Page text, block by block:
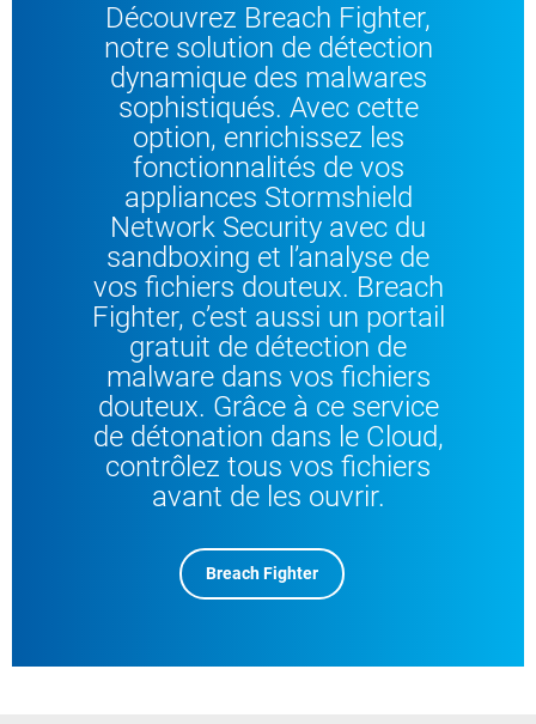
Découvrez Breach Fighter,
notre solution de détection
dynamique des malwares
sophistiqués. Avec cette
option, enrichissez les
fonctionnalités de vos
appliances Stormshield
Network Security avec du
sandboxing et l’analyse de
vos fichiers douteux. Breach
Fighter, c’est aussi un portail
gratuit de détection de
malware dans vos fichiers
douteux. Grâce à ce service
de détonation dans le Cloud,
contrôlez tous vos fichiers
avant de les ouvrir.
Breach Fighter